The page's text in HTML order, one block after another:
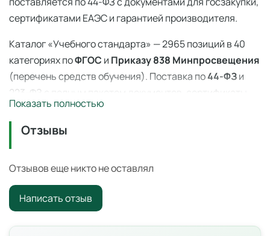
сертификатами ЕАЭС и гарантией производителя.
Каталог «Учебного стандарта» — 2965 позиций в 40
категориях поФГОС и Приказу 838 Минпросвещения
(перечень средств обучения). Поставка по44-ФЗи
223-ФЗ с полным пакетом документов, сертификаты
ЕАЭС, гарантия производителя. Доставка по всей
России — 3–14 дней со склада в Ангарске.
Набор разделочных досок — 838 приказ
Образовательное оборудование из перечня Приказа
№ 838 Минпросвещения от 28.11.2024.
Показать полностью
Отзывы
Отзывов еще никто не оставлял
Написать отзыв